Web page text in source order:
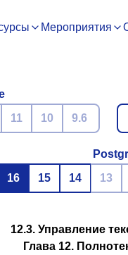
Мероприятия
11 10 9.6
16 15 14 13
12.3. Управление
Глава 12.